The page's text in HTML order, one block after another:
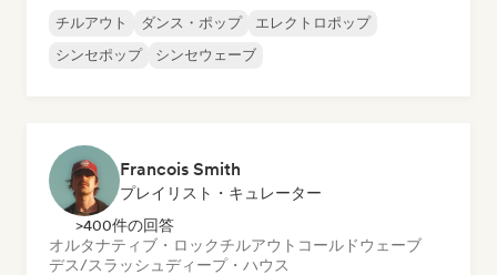
チルアウト ダンス・ポップ
エレクトロポップ
シンセポップ
シンセウェーブ
Francois Smith
プレイリスト・キュレーター
>400件の回答
オルタナティブ・ロックチルアウト コールドウェーブ
デス/スラッシュ ディープ・ハウス